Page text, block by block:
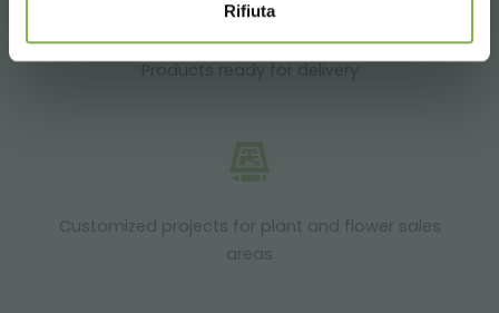
Rifiuta
Products ready for delivery
Customized projects for plant and flower sales
areas